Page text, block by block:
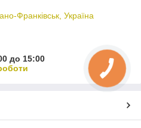
Франківськ, Україна
до 15:00